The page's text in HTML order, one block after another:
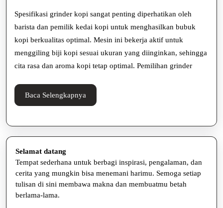
Unggul
Modern
Spesifikasi grinder kopi sangat penting diperhatikan oleh
barista dan pemilik kedai kopi untuk menghasilkan bubuk
kopi berkualitas optimal. Mesin ini bekerja aktif untuk
menggiling biji kopi sesuai ukuran yang diinginkan, sehingga
cita rasa dan aroma kopi tetap optimal. Pemilihan grinder
Baca Selengkapnya
Selengkapnya
Selamat datang
Tempat sederhana untuk berbagi inspirasi, pengalaman, dan
cerita yang mungkin bisa menemani harimu. Semoga setiap
tulisan di sini membawa makna dan membuatmu betah
berlama-lama.